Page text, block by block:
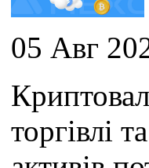
05 Авг
торгівлі